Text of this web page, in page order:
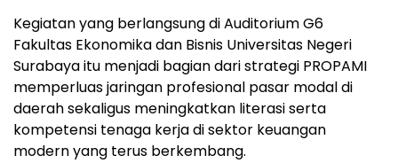
Kegiatan yang berlangsung di Auditorium G6
Fakultas Ekonomika dan Bisnis Universitas Negeri
Surabaya itu menjadi bagian dari strategi PROPAMI
memperluas jaringan profesional pasar modal di
daerah sekaligus meningkatkan literasi serta
kompetensi tenaga kerja di sektor keuangan
modern yang terus berkembang.